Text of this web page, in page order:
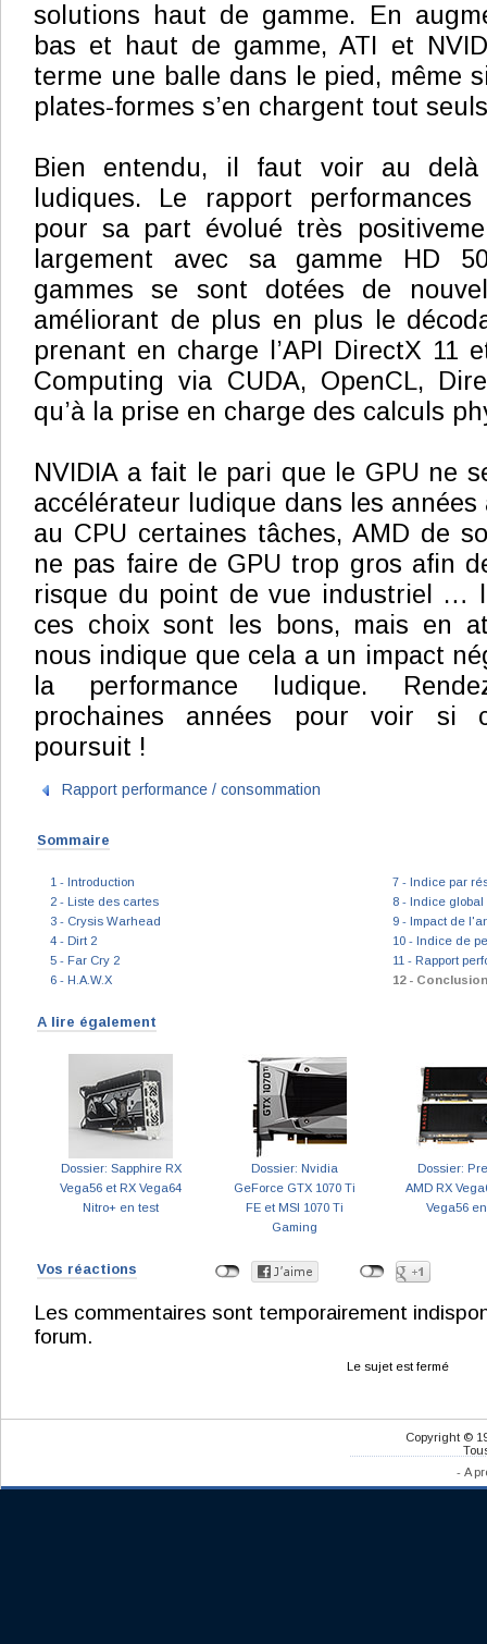
solutions haut de gamme. En
bas et haut de gamme, ATI et
terme une balle dans le pied, même
plates-formes s’en chargent tout
Bien entendu, il faut voir au delà
ludiques. Le rapport
pour sa part évolué très
largement avec sa gamme HD
gammes se sont dotées de
améliorant de plus en plus le
prenant en charge l’API DirectX 11
Computing via CUDA, OpenCL,
qu’à la prise en charge des calculs
NVIDIA a fait le pari que le GPU ne
accélérateur ludique dans les
au CPU certaines tâches, AMD de
ne pas faire de GPU trop gros afin
risque du point de vue industriel …
ces choix sont les bons, mais en
nous indique que cela a un impact
la performance ludique.
prochaines années pour voir si
poursuit !
Rapport performance / consommation
Sommaire
1 - Introduction
2 - Liste des cartes
3 - Crysis Warhead
4 - Dirt 2
5 - Far Cry 2
6 - H.A.W.X
7 - Indice par
8 - Indice global
9 - Impact de
10 - Indice de
11 - Rapport
12 - Conclusion
A lire également
Dossier: Sapphire RX
Vega56 et RX Vega64
Nitro+ en test
Dossier: Nvidia
GeForce GTX 1070 Ti
FE et MSI 1070 Ti
Gaming
Dossier:
AMD RX
Vega56
Vos réactions
Les commentaires sont temporairement
forum.
Le sujet est fermé
Copyright ©
- A